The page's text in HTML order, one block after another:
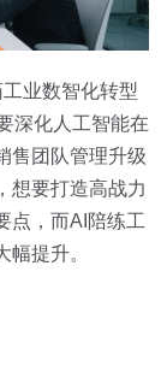
业数智化转型
深化人工智能在
售团队管理升级
想要打造高战力
点，而AI陪练工
提升。